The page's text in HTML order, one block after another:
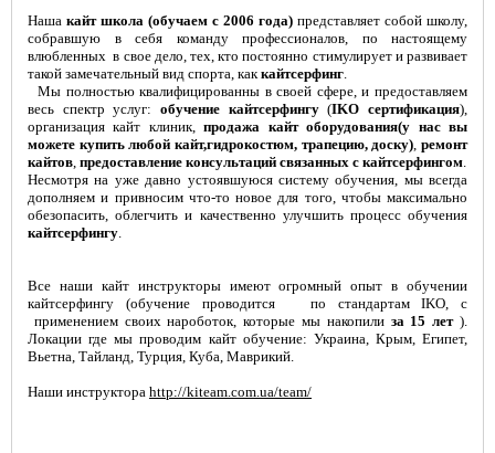
Наша кайт школа (обучаем с 2006 года) представляет собой школу,
собравшую в себя команду профессионалов, по настоящему
влюбленных в свое дело, тех, кто постоянно стимулирует и развивает
такой замечательный вид спорта, каккайтсерфинг.
Мы полностью квалифицированны в своей сфере, и предоставляем
весь спектр услуг: обучение кайтсерфингу(IKO сертификация),
организация кайт клиник,продажа кайт оборудования(у нас вы
можете купить любой кайт,гидрокостюм, трапецию, доску),ремонт
кайтов, предоставление консультаций связанных с кайтсерфингом.
Несмотря на уже давно устоявшуюся систему обучения, мы всегда
дополняем и привносим что-то новое для того, чтобы максимально
обезопасить, облегчить и качественно улучшить процесс обучения
кайтсерфингу.
Все наши кайт инструкторы имеют огромный опыт в обучении
кайтсерфингу (обучение проводится по стандартам IKO, с
применением своих нароботок, которые мы накопили за 15 лет).
Локации где мы проводим кайт обучение: Украина, Крым, Египет,
Вьетна, Тайланд, Турция, Куба, Маврикий.
Наши инструктора http://kiteam.com.ua/team/